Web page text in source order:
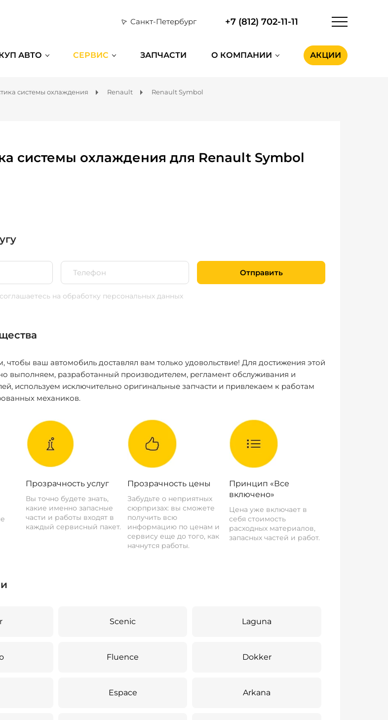
Санкт-Петербург +7 (812) 702-11-11
АВТО СЕРВИС ЗАПЧАСТИ О КОМПАНИИ АКЦИИ
системы охлаждения Renault Renault Symbol
системы охлаждения для Renault Symbol
Отправить
на обработку персональных данных
чтобы ваш автомобиль доставлял вам только удовольствие! Для достижения этой
выполняем, разработанный производителем, регламент обслуживания и
используем исключительно оригинальные запчасти и привлекаем к работам
механиков.
Прозрачность услуг
Вы точно будете знать,
какие именно запасные
части и работы входят в
каждый сервисный пакет.
Прозрачность цены
Забудьте о неприятных
сюрпризах: вы сможете
получить всю
информацию по ценам и
сервису еще до того, как
начнутся работы.
Принцип «Все
включено»
Цена уже включает в
себя стоимость
расходных материалов,
запасных частей и работ.
Scenic Laguna
Fluence Dokker
Espace Arkana